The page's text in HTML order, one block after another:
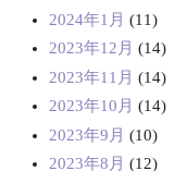
2024年1月 (11)
2023年12月 (14)
2023年11月 (14)
2023年10月 (14)
2023年9月 (10)
2023年8月 (12)